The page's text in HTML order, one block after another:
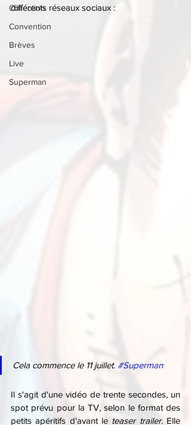
Collection
Convention
Brèves
Live
Superman
différents réseaux sociaux :
Cela commence le 11 juillet. #Superman
Il s'agit d'une vidéo de trente secondes, un
spot prévu pour la TV, selon le format des
petits apéritifs d'avant le teaser trailer. Elle